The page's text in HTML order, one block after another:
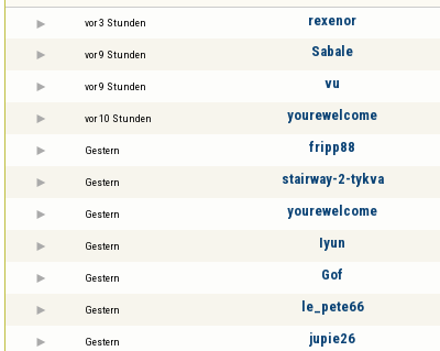
vor 3 Stunden rexenor
vor 9 Stunden Sabale
vor 9 Stunden vu
vor 10 Stunden yourewelcome
Gestern fripp88
Gestern stairway-2-tykva
Gestern yourewelcome
Gestern Iyun
Gestern Gof
Gestern le_pete66
Gestern jupie26